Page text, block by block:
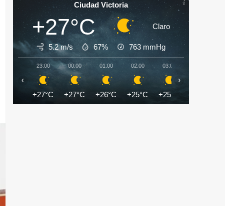
Ciudad Victoria
+27°C Claro
5.2 m/s 67% 763 mmHg
23:00
+27°C
00:00
+27°C
01:00
+26°C
02:00
+25°C
03:00
+25°C
‹ ›